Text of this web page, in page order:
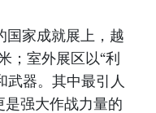
家成就展上，越
；室外展区以“利
武器。其中最引人
强大作战力量的